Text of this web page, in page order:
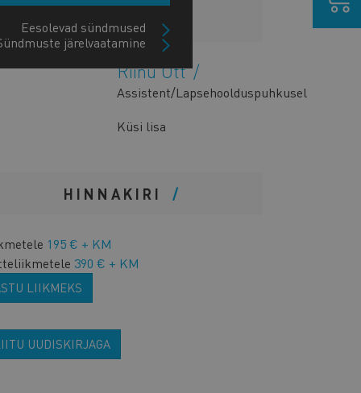
Eesolevad sündmused
järelvaatamine
LISAINFO
Riinu Ott
Assistent/Lapsehoolduspuhkusel
Küsi lisa
HINNAKIRI
195 € + KM
390 € + KM
LIIKMEKS
UUDISKIRJAGA